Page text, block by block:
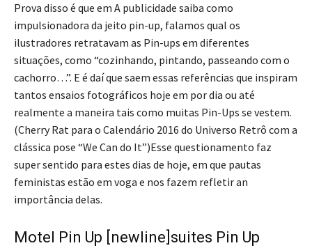
Prova disso é que em A publicidade saiba como
impulsionadora da jeito pin-up, falamos qual os
ilustradores retratavam as Pin-ups em diferentes
situações, como “cozinhando, pintando, passeando com o
cachorro…”. E é daí que saem essas referências que inspiram
tantos ensaios fotográficos hoje em por dia ou até
realmente a maneira tais como muitas Pin-Ups se vestem.
(Cherry Rat para o Calendário 2016 do Universo Retrô com a
clássica pose “We Can do It”)Esse questionamento faz
super sentido para estes dias de hoje, em que pautas
feministas estão em voga e nos fazem refletir an
importância delas.
Motel Pin Up [newline]suites Pin Up